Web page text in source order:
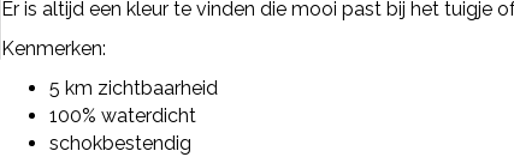
Er is altijd een kleur te vinden die mooi past bij het tuigje
Kenmerken:
5 km zichtbaarheid
100% waterdicht
schokbestendig